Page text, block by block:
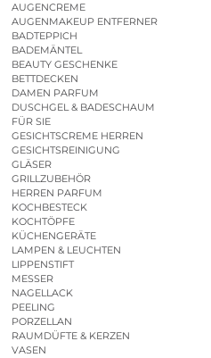
AUGENCREME
AUGENMAKEUP ENTFERNER
BADTEPPICH
BADEMÄNTEL
BEAUTY GESCHENKE
BETTDECKEN
DAMEN PARFUM
DUSCHGEL & BADESCHAUM
FÜR SIE
GESICHTSCREME HERREN
GESICHTSREINIGUNG
GLÄSER
GRILLZUBEHÖR
HERREN PARFUM
KOCHBESTECK
KOCHTÖPFE
KÜCHENGERÄTE
LAMPEN & LEUCHTEN
LIPPENSTIFT
MESSER
NAGELLACK
PEELING
PORZELLAN
RAUMDÜFTE & KERZEN
VASEN